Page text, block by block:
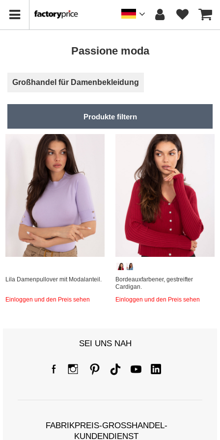
Passione moda
Großhandel für Damenbekleidung
Produkte filtern
Lila Damenpullover mit Modalanteil.
Einloggen und den Preis sehen
Bordeauxfarbener, gestreifter
Cardigan.
Einloggen und den Preis sehen
SEI UNS NAH
FABRIKPREIS-GROSSHANDEL-K
UNDENDIENST